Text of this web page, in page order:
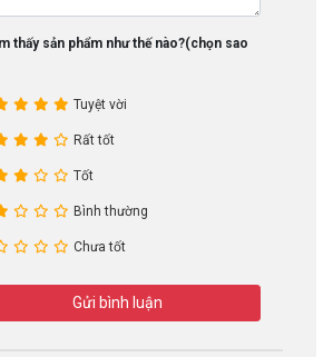
thấy sản phẩm như thế nào?(chọn sao
Tuyệt vời
Rất tốt
Tốt
Bình thường
Chưa tốt
Gửi bình luận